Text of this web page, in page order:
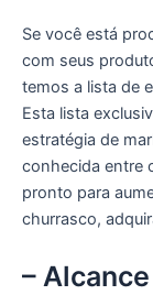
Se você está
com seus
temos a lista de
Esta lista
estratégia de
conhecida entre
pronto para
churrasco,
–